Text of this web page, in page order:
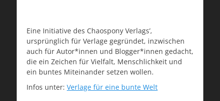
Eine Initiative des Chaospony Verlags’,
ursprünglich für Verlage gegründet, inzwischen
auch für Autor*innen und Blogger*innen gedacht,
die ein Zeichen für Vielfalt, Menschlichkeit und
ein buntes Miteinander setzen wollen.
Infos unter: Verlage für eine bunte Welt